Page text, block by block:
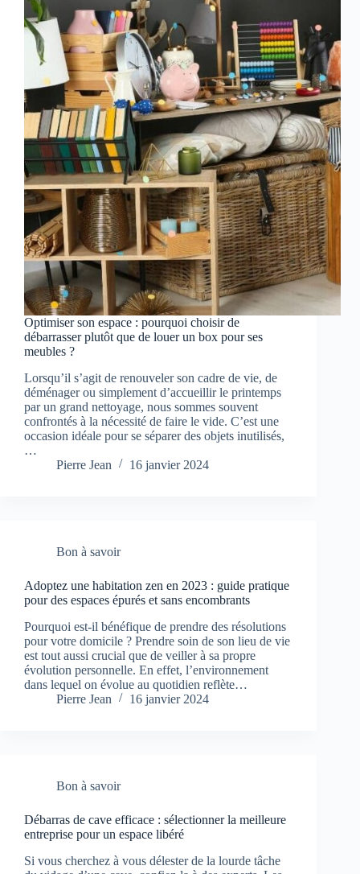
Optimiser son espace : pourquoi choisir de
débarrasser plutôt que de louer un box pour ses
meubles ?
Lorsqu’il s’agit de renouveler son cadre de vie, de
déménager ou simplement d’accueillir le printemps
par un grand nettoyage, nous sommes souvent
confrontés à la nécessité de faire le vide. C’est une
occasion idéale pour se séparer des objets inutilisés,
…
Pierre Jean
16 janvier 2024
Bon à savoir
Adoptez une habitation zen en 2023 : guide pratique
pour des espaces épurés et sans encombrants
Pourquoi est-il bénéfique de prendre des résolutions
pour votre domicile ? Prendre soin de son lieu de vie
est tout aussi crucial que de veiller à sa propre
évolution personnelle. En effet, l’environnement
dans lequel on évolue au quotidien reflète…
Pierre Jean
16 janvier 2024
Bon à savoir
Débarras de cave efficace : sélectionner la meilleure
entreprise pour un espace libéré
Si vous cherchez à vous délester de la lourde tâche